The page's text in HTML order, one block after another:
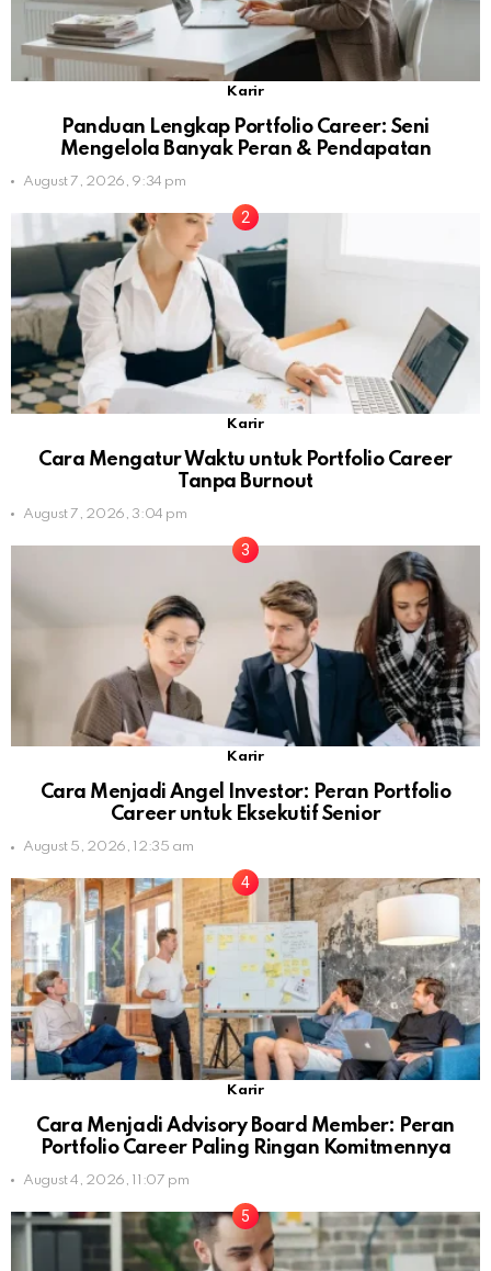
Karir
Panduan Lengkap Portfolio Career: Seni
Mengelola Banyak Peran & Pendapatan
August 7, 2026, 9:34 pm
Karir
Cara Mengatur Waktu untuk Portfolio Career
Tanpa Burnout
August 7, 2026, 3:04 pm
Karir
Cara Menjadi Angel Investor: Peran Portfolio
Career untuk Eksekutif Senior
August 5, 2026, 12:35 am
Karir
Cara Menjadi Advisory Board Member: Peran
Portfolio Career Paling Ringan Komitmennya
August 4, 2026, 11:07 pm